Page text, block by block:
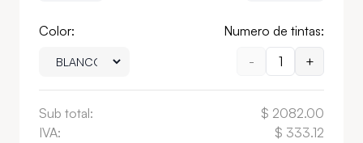
Color:
Numero de tintas:
-
1 +
Sub total: $ 2082.00
IVA:
$ 333.12